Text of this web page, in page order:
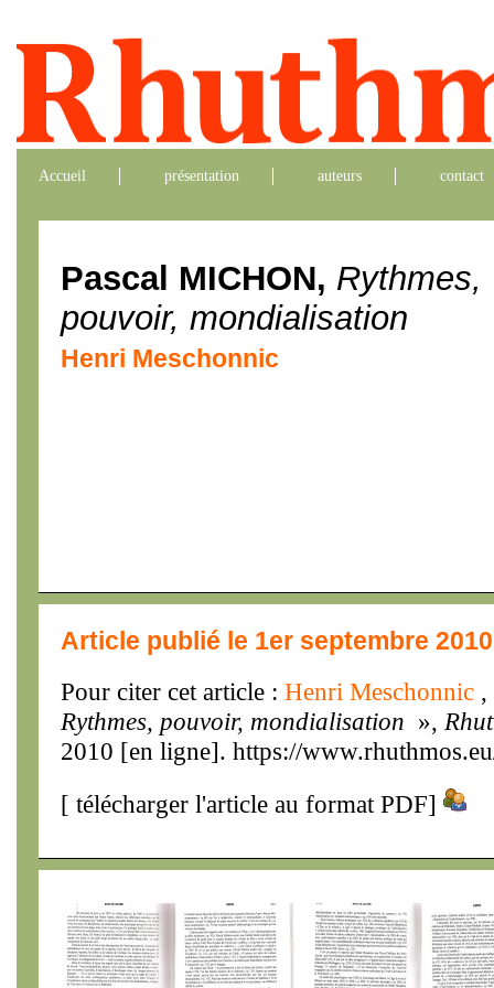
Accueil présentation auteurs contact
Pascal MICHON, Rythmes,
pouvoir, mondialisation
Henri Meschonnic
Article publié le 1er septembre 2010
Pour citer cet article : Henri Meschonnic ,
Rythmes, pouvoir, mondialisation »,
2010 [en ligne]. https://
[ télécharger l'article au format PDF]